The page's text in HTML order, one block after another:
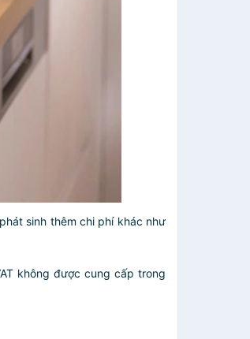
sinh thêm chi phí khác như
không được cung cấp trong